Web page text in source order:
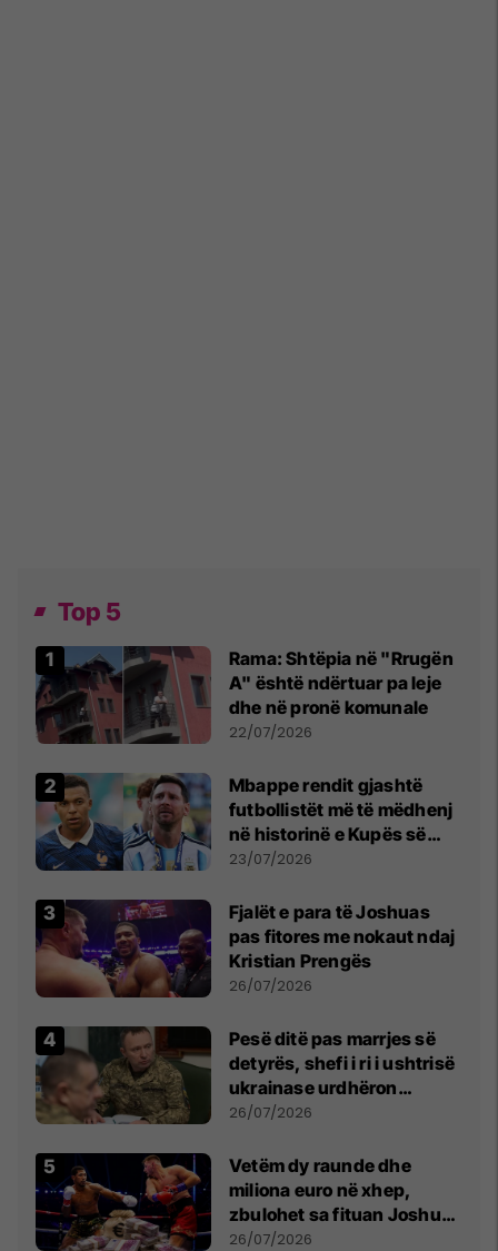
Top 5
Rama: Shtëpia në "Rrugën
A" është ndërtuar pa leje
dhe në pronë komunale
22/07/2026
Mbappe rendit gjashtë
futbollistët më të mëdhenj
në historinë e Kupës së
Botës, Messi mbetet i dyti
23/07/2026
Fjalët e para të Joshuas
pas fitores me nokaut ndaj
Kristian Prengës
26/07/2026
Pesë ditë pas marrjes së
detyrës, shefi i ri i ushtrisë
ukrainase urdhëron
kontroll të madh
26/07/2026
Vetëm dy raunde dhe
miliona euro në xhep,
zbulohet sa fituan Joshua
e Prenga
26/07/2026